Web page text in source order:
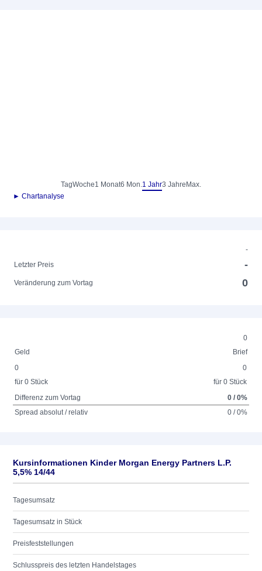
TagWoche1 Monat6 Mon.1 Jahr3 Jahre Max.
► Chartanalyse
-
Letzter Preis
-
Veränderung zum Vortag 0
0
Geld
Brief
0
für 0 Stück
0
für 0 Stück
Differenz zum Vortag
0 / 0%
Spread absolut / relativ
0 / 0%
Kursinformationen Kinder Morgan Energy Partners L.P.
5,5% 14/44
Tagesumsatz
Tagesumsatz in Stück
Preisfeststellungen
Schlusspreis des letzten Handelstages